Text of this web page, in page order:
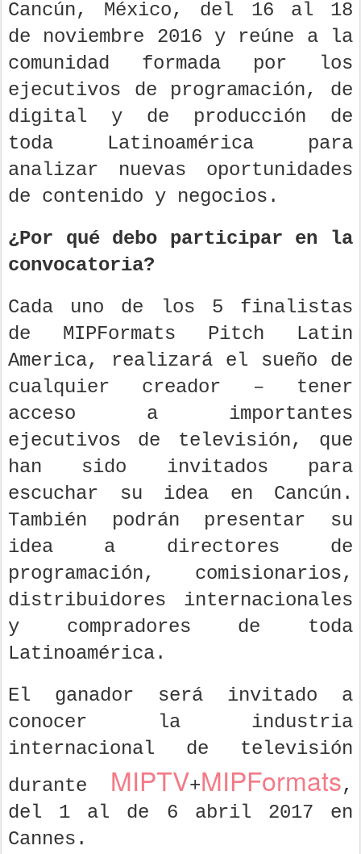
Cancún, México, del 16 al 18
de noviembre 2016 y reúne a la
comunidad formada por los
ejecutivos de programación, de
digital y de producción de
toda Latinoamérica para
analizar nuevas oportunidades
de contenido y negocios.
¿Por qué debo participar en la
convocatoria?
Cada uno de los 5 finalistas
de MIPFormats Pitch Latin
America, realizará el sueño de
cualquier creador – tener
acceso a importantes
ejecutivos de televisión, que
han sido invitados para
escuchar su idea en Cancún.
También podrán presentar su
idea a directores de
programación, comisionarios,
distribuidores internacionales
y compradores de toda
Latinoamérica.
El ganador será invitado a
conocer la industria
internacional de televisión
durante MIPTV+MIPFormats,
del 1 al de 6 abril 2017 en
Cannes.